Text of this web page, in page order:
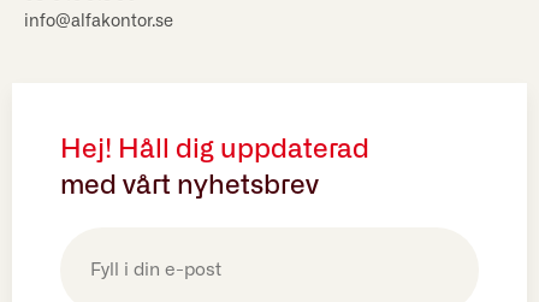
info@alfakontor.se
Hej! Håll dig uppdaterad
med vårt nyhetsbrev
(Obligatoriskt)